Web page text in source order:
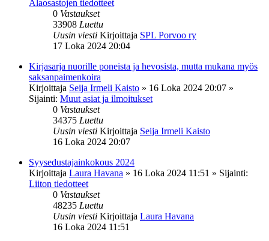
Alaosastojen tiedotteet
0 Vastaukset
33908 Luettu
Uusin viesti Kirjoittaja SPL Porvoo ry
17 Loka 2024 20:04
Kirjasarja nuorille poneista ja hevosista, mutta mukana myös
saksanpaimenkoira
Kirjoittaja Seija Irmeli Kaisto » 16 Loka 2024 20:07 »
Sijainti: Muut asiat ja ilmoitukset
0 Vastaukset
34375 Luettu
Uusin viesti Kirjoittaja Seija Irmeli Kaisto
16 Loka 2024 20:07
Syysedustajainkokous 2024
Kirjoittaja Laura Havana » 16 Loka 2024 11:51 » Sijainti:
Liiton tiedotteet
0 Vastaukset
48235 Luettu
Uusin viesti Kirjoittaja Laura Havana
16 Loka 2024 11:51